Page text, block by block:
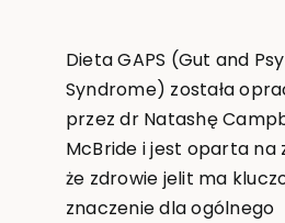
Dieta GAPS (Gut and
Syndrome) została
przez dr Natashę
McBride i jest oparta na
że zdrowie jelit ma
znaczenie dla ogólnego